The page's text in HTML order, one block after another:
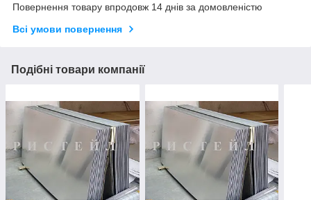
Повернення товару впродовж 14 днів за домовленістю
Всі умови повернення
Подібні товари компанії